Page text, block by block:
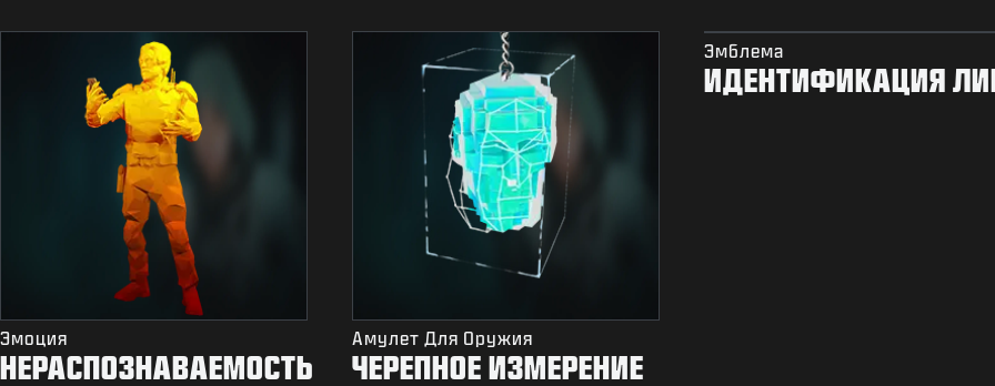
Эмоция
НЕРАСПОЗНАВАЕМОСТЬ
Амулет Для Оружия
ЧЕРЕПНОЕ ИЗМЕРЕНИЕ
Эмблема
ИДЕНТИФИКАЦИЯ